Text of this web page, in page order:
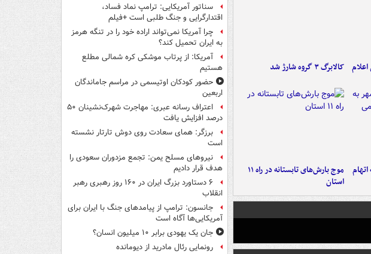
کالابرگ ۳ گروه شارژ شد
اتهام
موج بارش‌های تابستانه در راه ۱۱
استان
سناتور آمریکایی: ترامپ نماد فساد،
اقتدارگرایی و جنگ طلبی است +فیلم
چرا آمریکا نمی‌تواند اراده خود را در تنگه هرمز
به ایران تحمیل کند؟
آمریکا: از پرتاب موشکی کره شمالی مطلع
هستیم
حضور کودکان اوتیسمی در مراسم جاماندگان
اربعین
اعتراف رسانه عبری: مهاجرت شهرک‌نشینان ۵۰
درصد افزایش یافت
برزگر: همای سعادت روی دوش تارتار نشسته
است
نیروهای مسلح یمن: تجمع مزدوران سعودی را
هدف قرار دادیم
۶ دستاورد بزرگ ایران در ۱۶۰ روز رهبری رهبر
انقلاب
جانسون: ترامپ از پیامدهای جنگ با ایران برای
آمریکایی‌ها آگاه است
جان یک یهودی برابر ۱۰ میلیون انسان؟
رونمایی رئال مادرید از دیومانده